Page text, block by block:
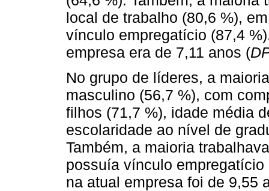
local de trabalho (80,6 %),
vínculo empregatício (87,4
empresa era de 7,11 anos (
No grupo de líderes, a
masculino (56,7 %), com
filhos (71,7 %), idade média
escolaridade ao nível de
Também, a maioria
possuía vínculo
na atual empresa foi de 9,55